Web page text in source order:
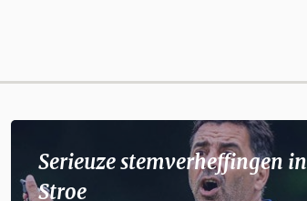
Serieuze stemverheffingen in
Stroe